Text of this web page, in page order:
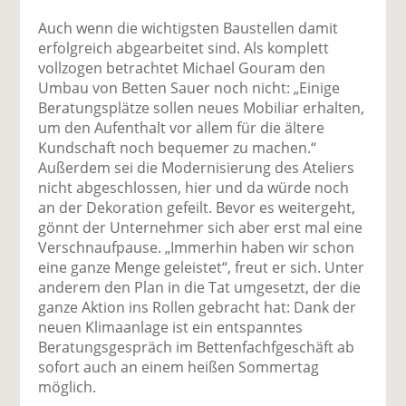
Auch wenn die wichtigsten Baustellen damit
erfolgreich abgearbeitet sind. Als komplett
vollzogen betrachtet Michael Gouram den
Umbau von Betten Sauer noch nicht: „Einige
Beratungsplätze sollen neues Mobiliar erhalten,
um den Aufenthalt vor allem für die ältere
Kundschaft noch bequemer zu machen.“
Außerdem sei die Modernisierung des Ateliers
nicht abgeschlossen, hier und da würde noch
an der Dekoration gefeilt. Bevor es weitergeht,
gönnt der Unternehmer sich aber erst mal eine
Verschnaufpause. „Immerhin haben wir schon
eine ganze Menge geleistet“, freut er sich. Unter
anderem den Plan in die Tat umgesetzt, der die
ganze Aktion ins Rollen gebracht hat: Dank der
neuen Klimaanlage ist ein entspanntes
Beratungsgespräch im Bettenfachfgeschäft ab
sofort auch an einem heißen Sommertag
möglich.